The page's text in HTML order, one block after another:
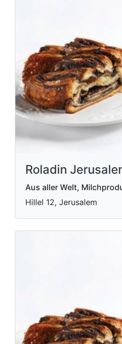
Roladin
Aus aller Welt,
Hillel 12, Jerusalem